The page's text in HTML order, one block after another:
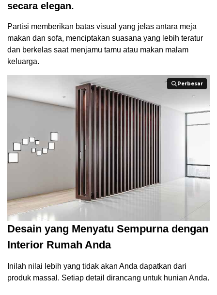
secara elegan.
Partisi memberikan batas visual yang jelas antara meja
makan dan sofa, menciptakan suasana yang lebih teratur
dan berkelas saat menjamu tamu atau makan malam
keluarga.
Perbesar
Perbesar
Desain yang Menyatu Sempurna dengan
Interior Rumah Anda
Inilah nilai lebih yang tidak akan Anda dapatkan dari
produk massal. Setiap detail dirancang untuk hunian Anda.